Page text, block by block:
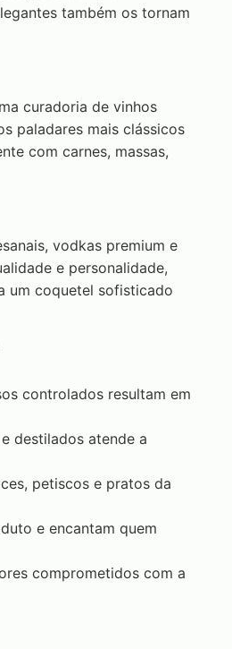
também os tornam
curadoria de vinhos
paladares mais clássicos
com carnes, massas,
vodkas premium e
e personalidade,
um coquetel sofisticado
controlados resultam em
destilados atende a
petiscos e pratos da
e encantam quem
comprometidos com a